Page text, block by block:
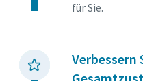
für Sie.
Verbessern